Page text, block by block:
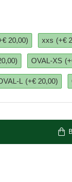
20,00) xxs (+€
OVAL-XS
L (+€ 20,00)